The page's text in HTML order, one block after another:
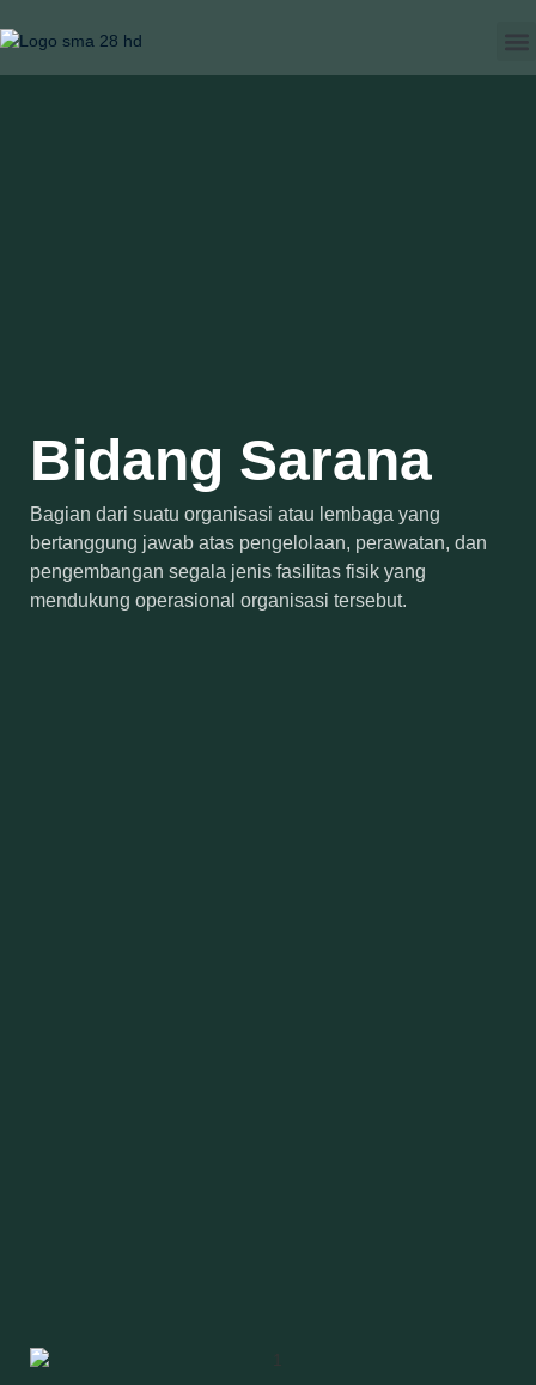
Bidang Sarana
Bagian dari suatu organisasi atau lembaga yang
bertanggung jawab atas pengelolaan, perawatan, dan
pengembangan segala jenis fasilitas fisik yang
mendukung operasional organisasi tersebut.